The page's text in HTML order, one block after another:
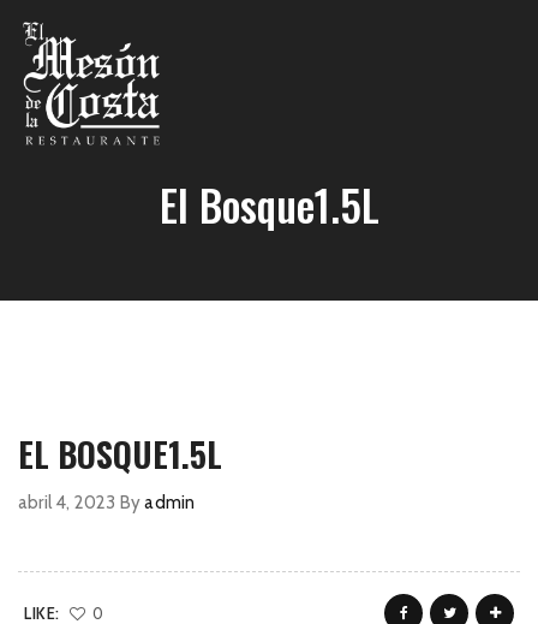
El Bosque1.5L
EL BOSQUE1.5L
abril 4, 2023 Byadmin
LIKE: 0